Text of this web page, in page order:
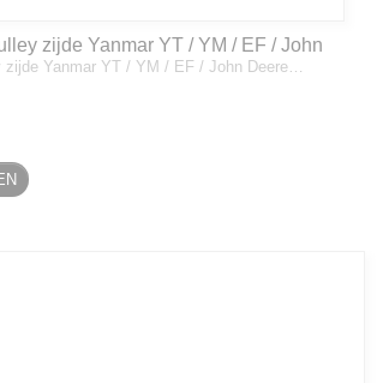
zijde Yanmar YT / YM / EF / John
zijde Yanmar YT / YM / EF / John Deere…